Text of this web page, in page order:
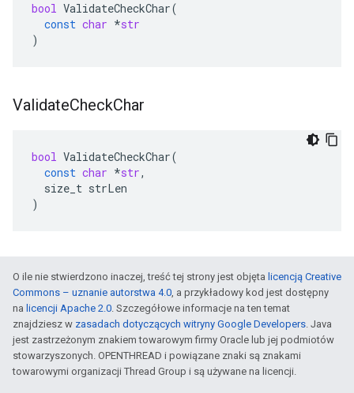
bool ValidateCheckChar(
const char *str
)
ValidateCheckChar
bool ValidateCheckChar(
const char *str,
size_t strLen
)
O ile nie stwierdzono inaczej, treść tej strony jest objęta licencją Creative
Commons – uznanie autorstwa 4.0, a przykładowy kod jest dostępny
na licencji Apache 2.0. Szczegółowe informacje na ten temat
znajdziesz w zasadach dotyczących witryny Google Developers. Java
jest zastrzeżonym znakiem towarowym firmy Oracle lub jej podmiotów
stowarzyszonych. OPENTHREAD i powiązane znaki są znakami
towarowymi organizacji Thread Group i są używane na licencji.